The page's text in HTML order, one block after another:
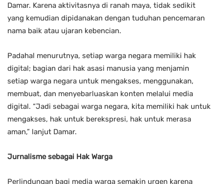
Damar. Karena aktivitasnya di ranah maya, tidak sedikit
yang kemudian dipidanakan dengan tuduhan pencemaran
nama baik atau ujaran kebencian.
Padahal menurutnya, setiap warga negara memiliki hak
digital; bagian dari hak asasi manusia yang menjamin
setiap warga negara untuk mengakses, menggunakan,
membuat, dan menyebarluaskan konten melalui media
digital. “Jadi sebagai warga negara, kita memiliki hak untuk
mengakses, hak untuk berekspresi, hak untuk merasa
aman,” lanjut Damar.
Jurnalisme sebagai Hak Warga
Perlindungan bagi media warga semakin urgen karena